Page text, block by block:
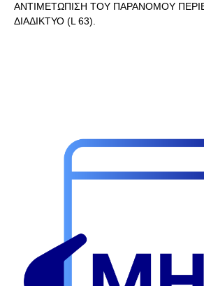
ΑΝΤΙΜΕΤΩΠΙΣΗ ΤΟΥ ΠΑΡΑΝΟΜΟΥ
ΔΙΑΔΙΚΤΥΟ (L 63).